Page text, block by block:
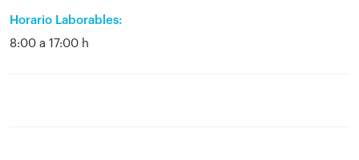
Horario Laborables:
8:00 a 17:00 h